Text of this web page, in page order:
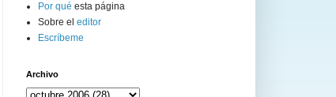
Por qué esta página
Sobre el editor
Escríbeme
Archivo